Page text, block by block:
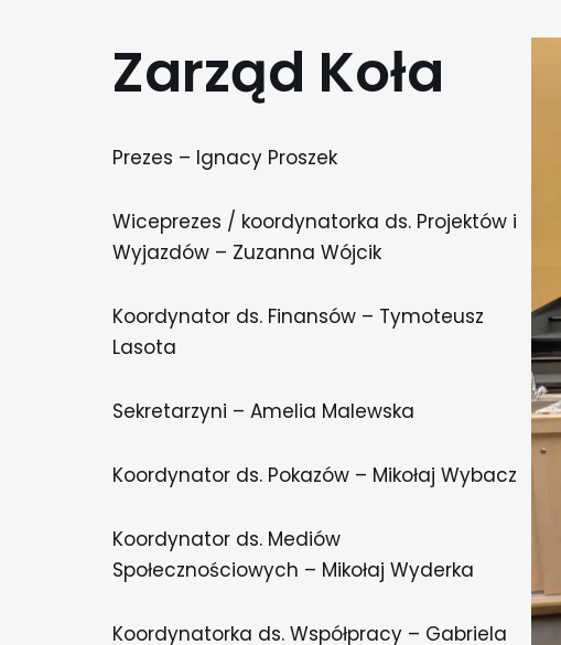
Zarząd Koła
Prezes – Ignacy Proszek
Wiceprezes / koordynatorka ds. Projektów i
Wyjazdów – Zuzanna Wójcik
Koordynator ds. Finansów – Tymoteusz
Lasota
Sekretarzyni – Amelia Malewska
Koordynator ds. Pokazów – Mikołaj Wybacz
Koordynator ds. Mediów
Społecznościowych – Mikołaj Wyderka
Koordynatorka ds. Współpracy – Gabriela